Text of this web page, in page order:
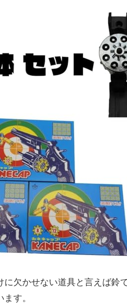
に欠かせない道具と言えば鈴
す。